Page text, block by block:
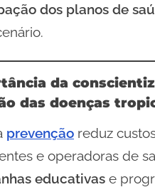
dos planos de
da
das doenças
prevenção reduz
e operadoras de
educativas e